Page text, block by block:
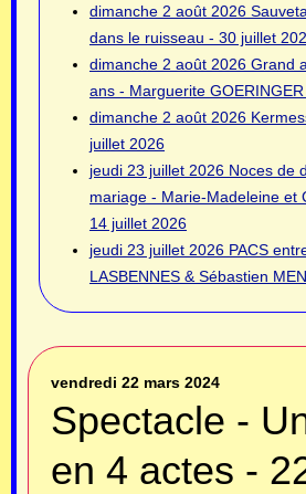
dimanche 2 août 2026
dans le ruisseau - 30 juillet
dimanche 2 août 2026 Grand
ans - Marguerite
dimanche 2 août 2026
juillet 2026
jeudi 23 juillet 2026 Noces de
mariage - Marie-Madeleine et
14 juillet 2026
jeudi 23 juillet 2026 PACS
LASBENNES & Sébastien
vendredi 22 mars 2024
Spectacle -
en 4 actes -